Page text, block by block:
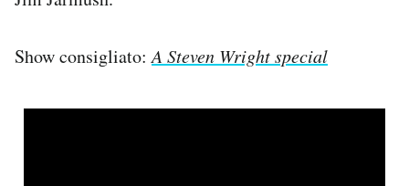
Show consigliato:A Steven Wright special